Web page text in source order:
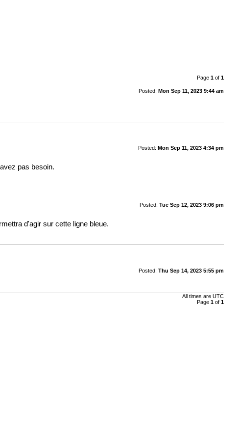
Page 1of 1
Posted: Mon Sep 11, 2023 9:44 am
Posted: Mon Sep 11, 2023 4:34 pm
pas besoin.
Posted: Tue Sep 12, 2023 9:06 pm
d'agir sur cette ligne bleue.
Posted: Thu Sep 14, 2023 5:55 pm
All times are UTC
Page 1of 1